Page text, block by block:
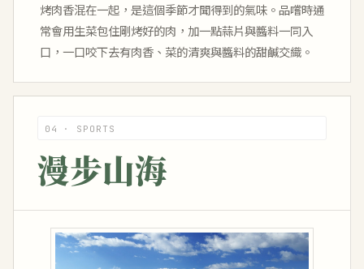
烤肉香混在一起，是這個季節才聞得到的氣味。品嚐時通
常會用生菜包住剛烤好的肉，加一點蒜片與醬料一同入
口，一口咬下去有肉香、菜的清爽與醬料的甜鹹交織。
04 · SPORTS
漫步山海